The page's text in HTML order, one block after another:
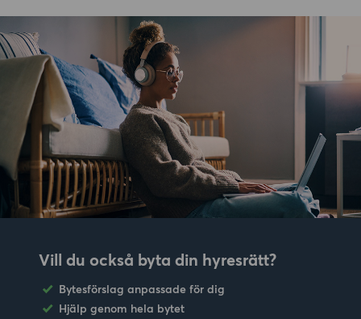
Vill du också byta din hyresrätt?
Bytesförslag anpassade för dig
Hjälp genom hela bytet